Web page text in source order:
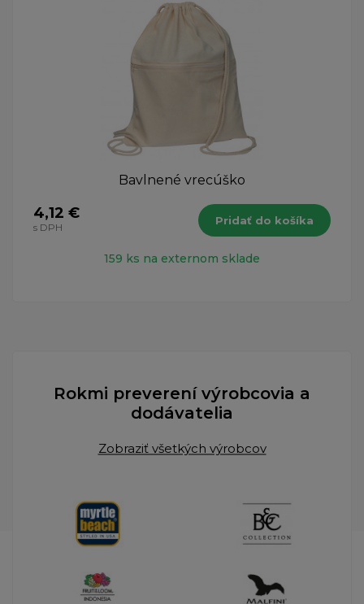
Bavlnené vrecúško
4,12 €
s DPH
Pridať do košíka
159 ks na externom sklade
Rokmi preverení výrobcovia a
dodávatelia
Zobraziť všetkých výrobcov